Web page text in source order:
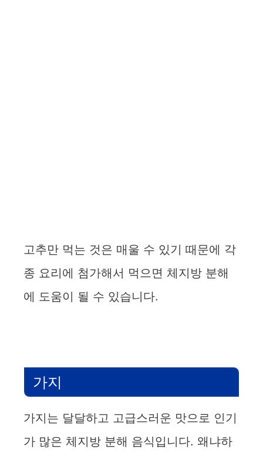
고추만 먹는 것은 매울 수 있기 때문에 각
종 요리에 첨가해서 먹으면 체지방 분해
에 도움이 될 수 있습니다.
가지
가지는 달달하고 고급스러운 맛으로 인기
가 많은 체지방 분해 음식입니다. 왜냐하